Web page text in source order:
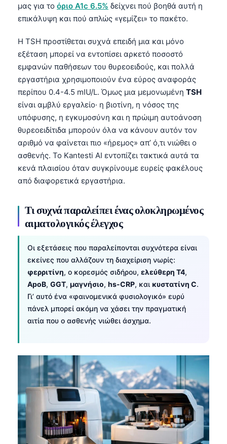
μας για το όριο A1c 6.5% δείχνει πού βοηθά αυτή η
επικάλυψη και πού απλώς «γεμίζει» το πακέτο.
Η TSH προστίθεται συχνά επειδή μια και μόνο
εξέταση μπορεί να εντοπίσει αρκετό ποσοστό
εμφανών παθήσεων του θυρεοειδούς, και πολλά
εργαστήρια χρησιμοποιούν ένα εύρος αναφοράς
περίπου 0.4-4.5 mIU/L. Όμως μια μεμονωμένη TSH
είναι αμβλύ εργαλείο· η βιοτίνη, η νόσος της
υπόφυσης, η εγκυμοσύνη και η πρώιμη αυτοάνοση
θυρεοειδίτιδα μπορούν όλα να κάνουν αυτόν τον
αριθμό να φαίνεται πιο «ήρεμος» απ’ ό,τι νιώθει ο
ασθενής. Το Kantesti AI εντοπίζει τακτικά αυτά τα
κενά πλαισίου όταν συγκρίνουμε ευρείς φακέλους
από διαφορετικά εργαστήρια.
Τι συχνά παραλείπει ένας ολοκληρωμένος
αιματολογικός έλεγχος
Οι εξετάσεις που παραλείπονται συχνότερα είναι
εκείνες που αλλάζουν τη διαχείριση νωρίς:
φερριτίνη, ο κορεσμός σιδήρου, ελεύθερη T4,
ApoB, GGT, μαγνήσιο, hs-CRP, και κυστατίνη C.
Γι’ αυτό ένα «φαινομενικά φυσιολογικό» ευρύ
πάνελ μπορεί ακόμη να χάσει την πραγματική
αιτία που ο ασθενής νιώθει άσχημα.